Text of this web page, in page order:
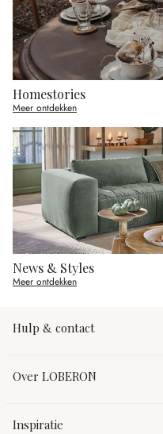
Homestories
Meer ontdekken
News & Styles
Meer ontdekken
Hulp & contact
Over LOBERON
Inspiratie